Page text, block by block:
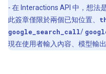
- 在 Interactions API 中，想法
此簽章僅限於兩個已知位置、
google_search_call/
現在使用者輸入內容、模型輸